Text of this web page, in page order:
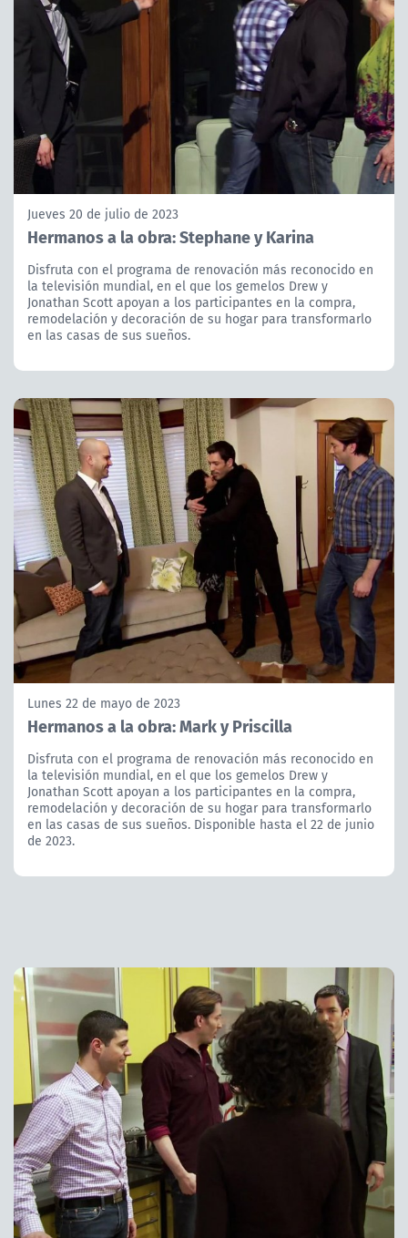
Jueves 20 de julio de 2023
Hermanos a la obra: Stephane y Karina
Disfruta con el programa de renovación más reconocido en
la televisión mundial, en el que los gemelos Drew y
Jonathan Scott apoyan a los participantes en la compra,
remodelación y decoración de su hogar para transformarlo
en las casas de sus sueños.
Lunes 22 de mayo de 2023
Hermanos a la obra: Mark y Priscilla
Disfruta con el programa de renovación más reconocido en
la televisión mundial, en el que los gemelos Drew y
Jonathan Scott apoyan a los participantes en la compra,
remodelación y decoración de su hogar para transformarlo
en las casas de sus sueños. Disponible hasta el 22 de junio
de 2023.